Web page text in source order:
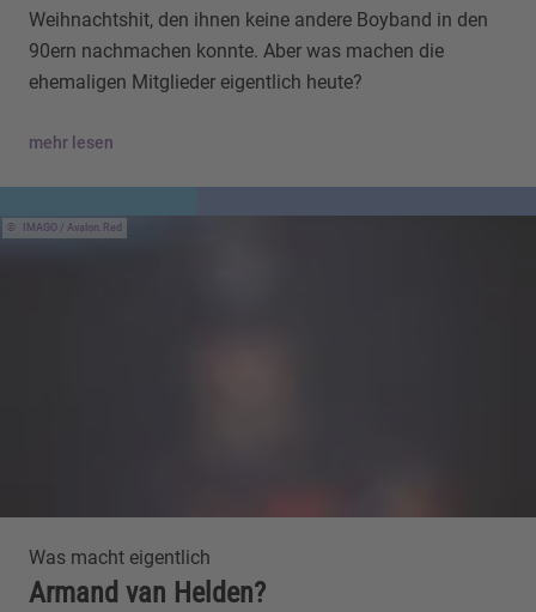
Weihnachtshit, den ihnen keine andere Boyband in den
90ern nachmachen konnte. Aber was machen die
ehemaligen Mitglieder eigentlich heute?
mehr lesen
IMAGO / Avalon.Red
Was macht eigentlich
Armand van Helden?